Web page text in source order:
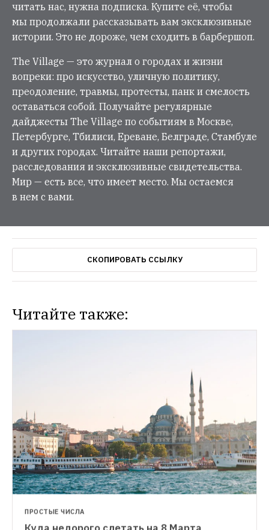
читать нас, нужна подписка. Купите её, чтобы
мы продолжали рассказывать вам эксклюзивные
истории. Это не дороже, чем сходить в барбершоп.
The Village — это журнал о городах и жизни
вопреки: про искусство, уличную политику,
преодоление, травмы, протесты, панк и смелость
оставаться собой. Получайте регулярные
дайджесты The Village по событиям в Москве,
Петербурге, Тбилиси, Ереване, Белграде, Стамбуле
и других городах. Читайте наши репортажи,
расследования и эксклюзивные свидетельства.
Мир — есть все, что имеет место. Мы остаемся
в нем с вами.
СКОПИРОВАТЬ ССЫЛКУ
Читайте также:
ПРОСТЫЕ ЧИСЛА